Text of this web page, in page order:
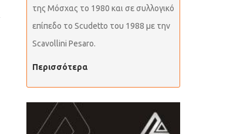
της Μόσχας το 1980 και σε συλλογικό
επίπεδο το Scudetto του 1988 με την
Scavollini Pesaro.
Περισσότερα